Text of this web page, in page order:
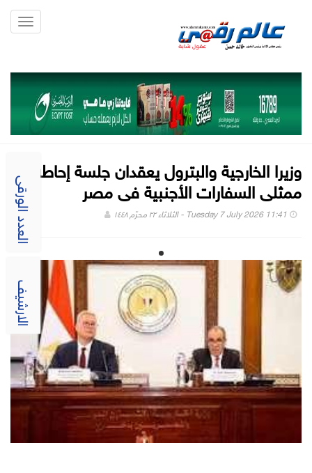
العدد الورقى
الارشيف
وزيرا الخارجية والبترول يعقدان جلسة إحاطة مع
ممثلى السفارات الأجنبية فى مصر
Tuesday 7 July 2026 11:41 - الثلاثاء ٢٢ محرّم ١٤٤٨